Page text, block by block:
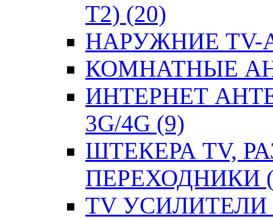
T2) (20)
НАРУЖНИЕ
КОМНАТНЫЕ
ИНТЕРНЕТ
3G/4G (9)
ШТЕКЕРА TV,
ПЕРЕХОДНИКИ
TV УСИЛИТЕЛИ